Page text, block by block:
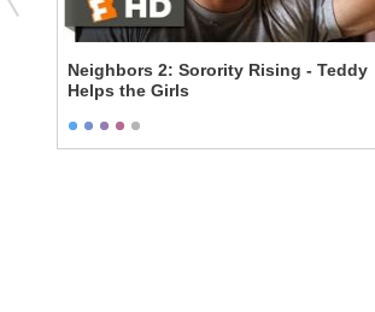
Neighbors 2: Sorority Rising - Teddy
Helps the Girls